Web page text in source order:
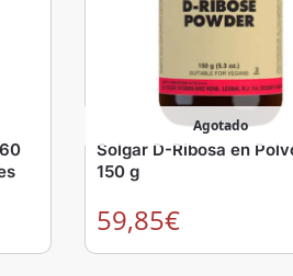
Agotado
Solgar D-Ribosa en
150 g
59,85€